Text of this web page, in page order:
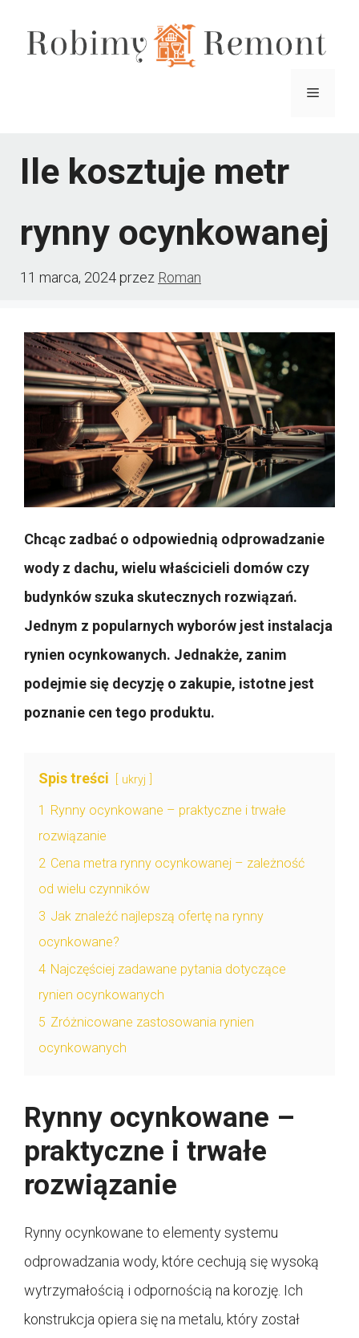
Menu
Ile kosztuje metr
rynny ocynkowanej
11 marca, 2024przez Roman
Chcąc zadbać o odpowiednią odprowadzanie
wody z dachu, wielu właścicieli domów czy
budynków szuka skutecznych rozwiązań.
Jednym z popularnych wyborów jest instalacja
rynien ocynkowanych. Jednakże, zanim
podejmie się decyzję o zakupie, istotne jest
poznanie cen tego produktu.
Spis treści ukryj
1 Rynny ocynkowane – praktyczne i trwałe
rozwiązanie
2 Cena metra rynny ocynkowanej – zależność
od wielu czynników
3 Jak znaleźć najlepszą ofertę na rynny
ocynkowane?
4 Najczęściej zadawane pytania dotyczące
rynien ocynkowanych
5 Zróżnicowane zastosowania rynien
ocynkowanych
Rynny ocynkowane –
praktyczne i trwałe
rozwiązanie
Rynny ocynkowane to elementy systemu
odprowadzania wody, które cechują się wysoką
wytrzymałością i odpornością na korozję. Ich
konstrukcja opiera się na metalu, który został